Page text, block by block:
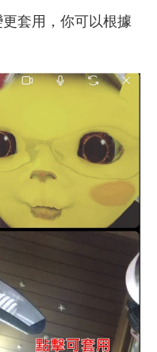
套用，你可以根據